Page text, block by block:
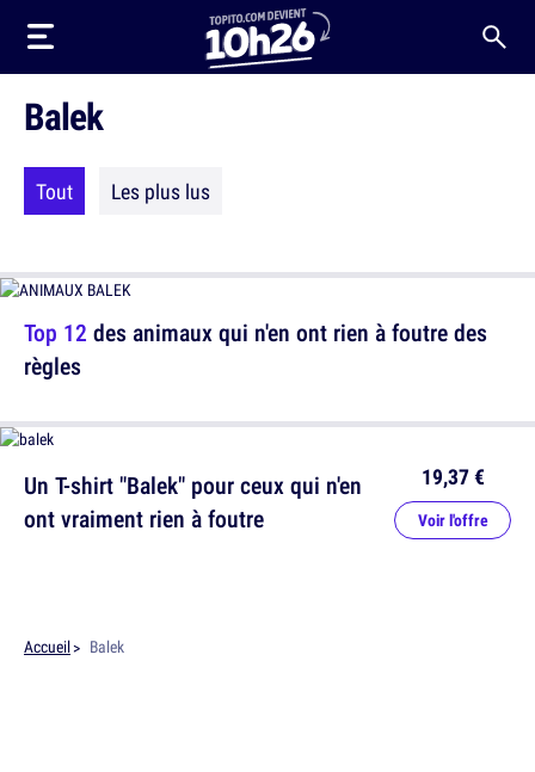
Balek
Tout Les plus lus
Top 12 des animaux qui n'en ont rien à foutre des
règles
Un T-shirt "Balek" pour ceux qui n'en
ont vraiment rien à foutre
19,37 €
Voir l'offre
Accueil Balek